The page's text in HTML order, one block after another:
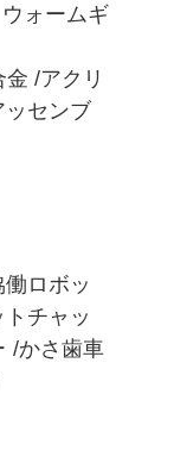
ォームギ
金 アクリ
ッセンブ
働ロボッ
トチャッ
かさ歯車